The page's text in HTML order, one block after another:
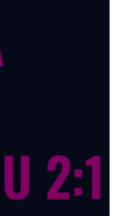
2:1